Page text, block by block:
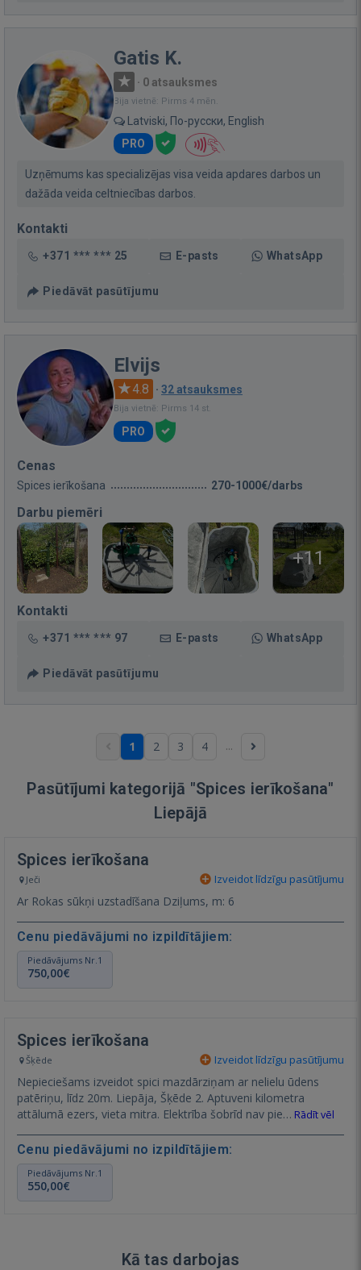
Gatis K.
· 0 atsauksmes
Bija vietnē: Pirms 4 mēn.
Latviski, По-русски, English
PRO
Uzņēmums kas specializējas visa veida apdares darbos un
dažāda veida celtniecības darbos.
Kontakti
+371 *** *** 25 E-pasts WhatsApp
Piedāvāt pasūtījumu
Elvijs
4.8 · 32 atsauksmes
Bija vietnē: Pirms 14 st.
PRO
Cenas
Spices ierīkošana 270-1000€/darbs
Darbu piemēri
+11
Kontakti
+371 *** *** 97 E-pasts WhatsApp
Piedāvāt pasūtījumu
1 2 3 4 ...
Pasūtījumi kategorijā "Spices ierīkošana"
Liepājā
Spices ierīkošana
Ječi Izveidot līdzīgu pasūtījumu
Ar Rokas sūkņi uzstadīšana Dziļums, m: 6
Cenu piedāvājumi no izpildītājiem:
Piedāvājums Nr.1
750,00€
Spices ierīkošana
Šķēde Izveidot līdzīgu pasūtījumu
Nepieciešams izveidot spici mazdārziņam ar nelielu ūdens
patēriņu, līdz 20m. Liepāja, Šķēde 2. Aptuveni kilometra
attālumā ezers, vieta mitra. Elektrība šobrīd nav pie… Rādīt vēl
Cenu piedāvājumi no izpildītājiem:
Piedāvājums Nr.1
550,00€
Kā tas darbojas